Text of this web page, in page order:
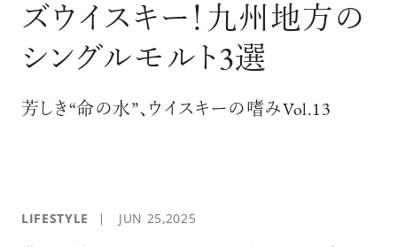
ズウイスキー！九州地方の
シングルモルト3選
芳しき“命の水”、ウイスキーの嗜みVol.13
LIFESTYLE JUN 25,2025